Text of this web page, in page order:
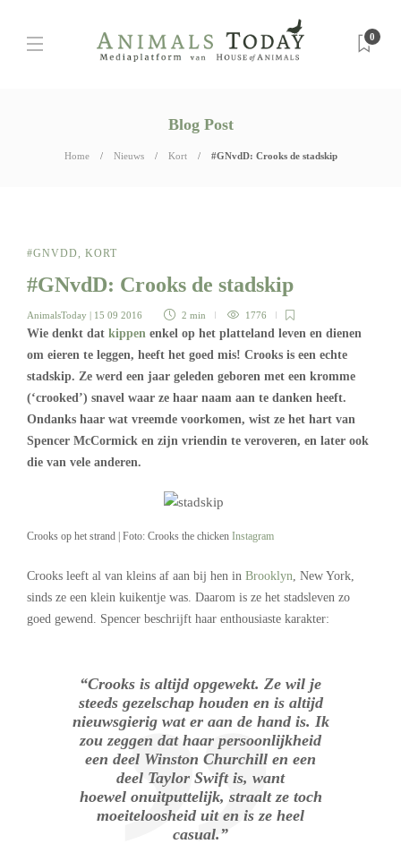
0
Blog Post
Home Nieuws Kort #GNvdD: Crooks de stadskip
#GNVDD, KORT
#GNvdD: Crooks de stadskip
AnimalsToday | 15 09 2016 2 min 1776
Wie denkt dat kippen enkel op het platteland leven en dienen
om eieren te leggen, heeft het goed mis! Crooks is een echte
stadskip. Ze werd een jaar geleden geboren met een kromme
(‘crooked’) snavel waar ze haar naam aan te danken heeft.
Ondanks haar wat vreemde voorkomen, wist ze het hart van
Spencer McCormick en zijn vriendin te veroveren, en later ook
die van vele anderen.
Crooks op het strand | Foto: Crooks the chicken Instagram
Crooks leeft al van kleins af aan bij hen in Brooklyn , New York,
sinds ze een klein kuikentje was. Daarom is ze het stadsleven zo
goed gewend. Spencer beschrijft haar enthousiaste karakter:
“Crooks is altijd opgewekt. Ze wil je
steeds gezelschap houden en is altijd
nieuwsgierig wat er aan de hand is. Ik
zou zeggen dat haar persoonlijkheid
een deel Winston Churchill en een
deel Taylor Swift is, want
hoewel onuitputtelijk, straalt ze toch
moeiteloosheid uit en is ze heel
casual.”